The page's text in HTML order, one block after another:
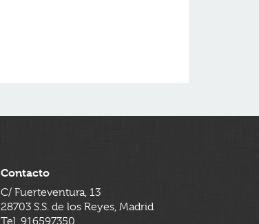
Contacto
C/ Fuerteventura, 13
28703 S.S. de los Reyes, Madrid
Tel. 916597350